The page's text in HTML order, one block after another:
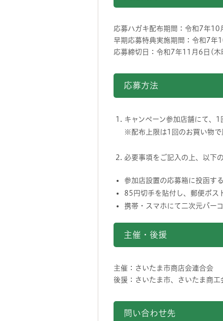
応募ハガキ配布期間：令和7年
早期応募特典実施期間：令和7年
応募締切日：令和7年11月6日(木
応募方法
キャンペーン参加店舗にて、
※配布上限は1回のお買い物
必要事項をご記入の上、以下
参加店設置の応募箱に投函する
85円切手を貼付し、郵便ポス
携帯・スマホにて二次元バー
主催・後援
主催：さいたま市商店会連合会
後援：さいたま市、さいたま商工
問い合わせ先